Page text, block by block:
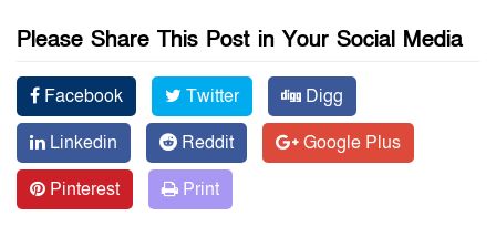
Please Share This Post in Your Social Media
Facebook Twitter
Digg
Linkedin
Reddit
Google Plus
Pinterest
Print